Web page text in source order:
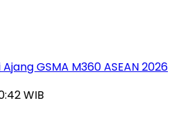
GSMA M360 ASEAN 2026
WIB